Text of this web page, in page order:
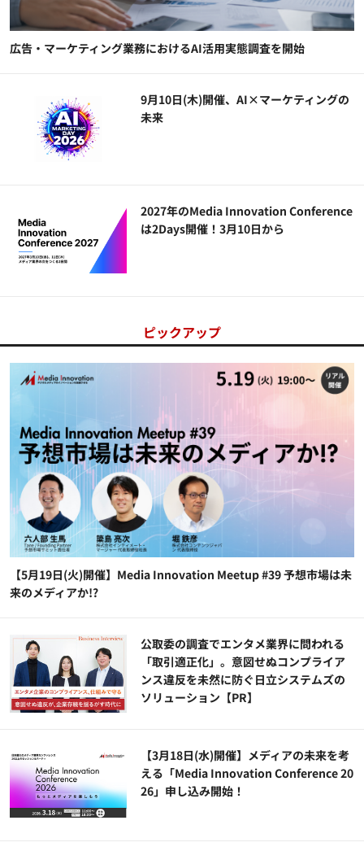
広告・マーケティング業務におけるAI活用実態調査を開始
9月10日(木)開催、AI×マーケティングの
未来
2027年のMedia Innovation Conference
は2Days開催！3月10日から
ピックアップ
【5月19日(火)開催】Media Innovation Meetup #39 予想市場は未
来のメディアか!?
公​​取委の調査でエンタメ業界に問われる
「取引適正化」。意図せぬコンプライア
ンス違反を未然に防ぐ日立システムズの
ソリューション​【PR】
【3月18日(水)開催】メディアの未来を考
える「Media Innovation Conference 20
26」申し込み開始！